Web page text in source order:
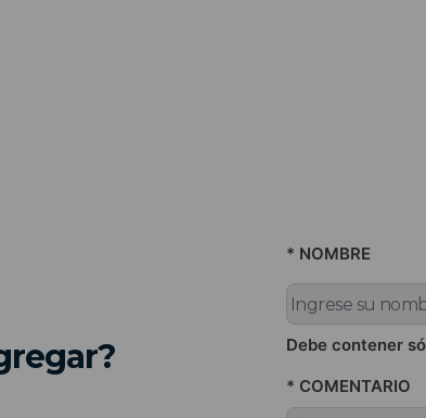
* NOMBRE
Debe contener
* COMENTARIO